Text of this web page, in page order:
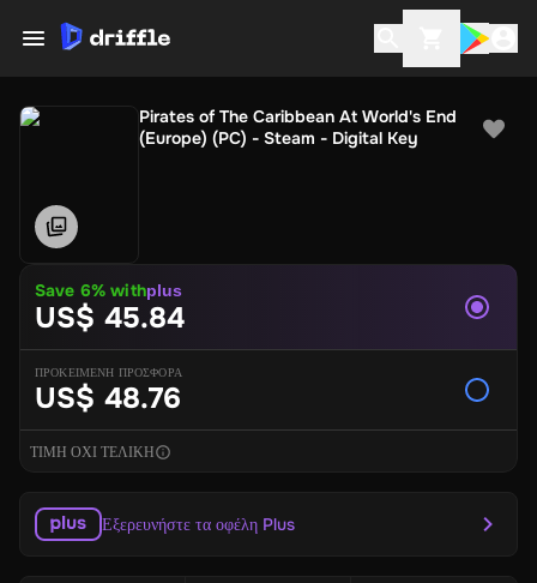
Pirates of The Caribbean At World's End
(Europe) (PC) - Steam - Digital Key
Save 6% withplus
US$ 45.84
ΠΡΟΚΕΙΜΕΝΗ ΠΡΟΣΦΟΡΑ
US$ 48.76
ΤΙΜΗ ΟΧΙ ΤΕΛΙΚΗ
Εξερευνήστε τα οφέλη Plus